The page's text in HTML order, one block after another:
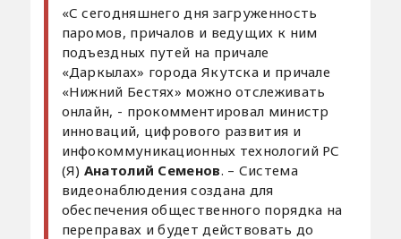
«С сегодняшнего дня загруженность
паромов, причалов и ведущих к ним
подъездных путей на причале
«Даркылах» города Якутска и причале
«Нижний Бестях» можно отслеживать
онлайн, - прокомментировал министр
инноваций, цифрового развития и
инфокоммуникационных технологий РС
(Я) Анатолий Семенов. – Система
видеонаблюдения создана для
обеспечения общественного порядка на
переправах и будет действовать до